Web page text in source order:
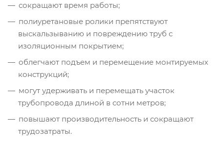
сокращают время работы;
полиуретановые ролики препятствуют
выскальзыванию и повреждению труб с
изоляционным покрытием;
облегчают подъем и перемещение монтируемых
конструкций;
могут удерживать и перемещать участок
трубопровода длиной в сотни метров;
повышают производительность и сокращают
трудозатраты.